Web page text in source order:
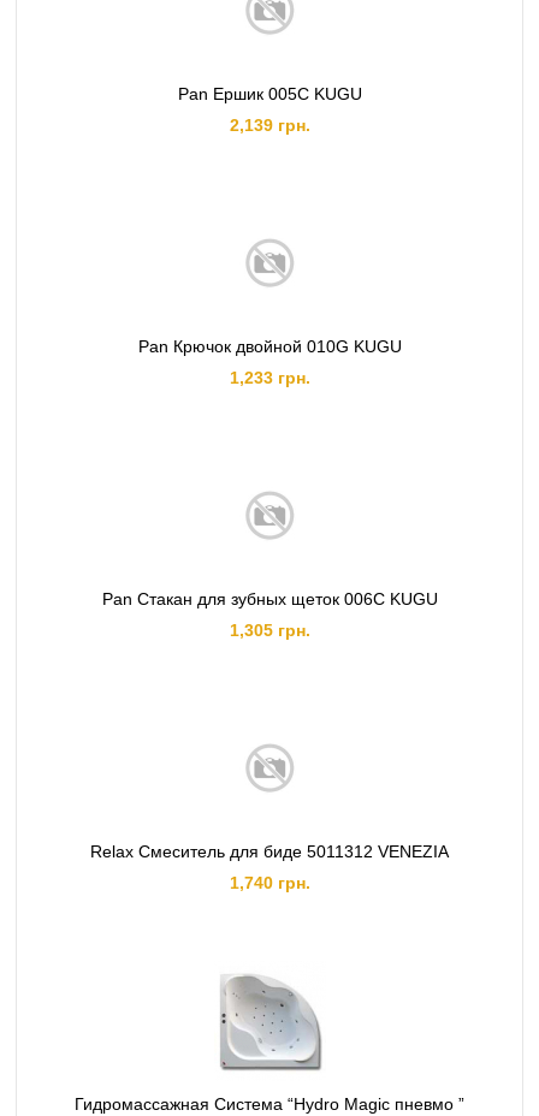
Pan Ершик 005C KUGU
2,139 грн.
Pan Крючок двойной 010G KUGU
1,233 грн.
Pan Стакан для зубных щеток 006C KUGU
1,305 грн.
Relax Смеситель для биде 5011312 VENEZIA
1,740 грн.
Гидромассажная Система “Hydro Magic пневмо ”